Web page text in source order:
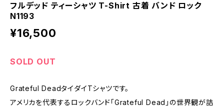
フルデッド ティーシャツ T-Shirt 古着 バンド ロック
N1193
¥16,500
SOLD OUT
Grateful DeadタイダイTシャツです。
アメリカを代表するロックバンド「Grateful Dead」の世界観が詰